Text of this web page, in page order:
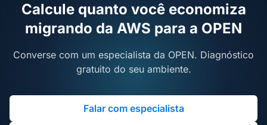
Calcule quanto você economiza
migrando da AWS para a OPEN
Converse com um especialista da OPEN. Diagnóstico
gratuito do seu ambiente.
Falar com especialista